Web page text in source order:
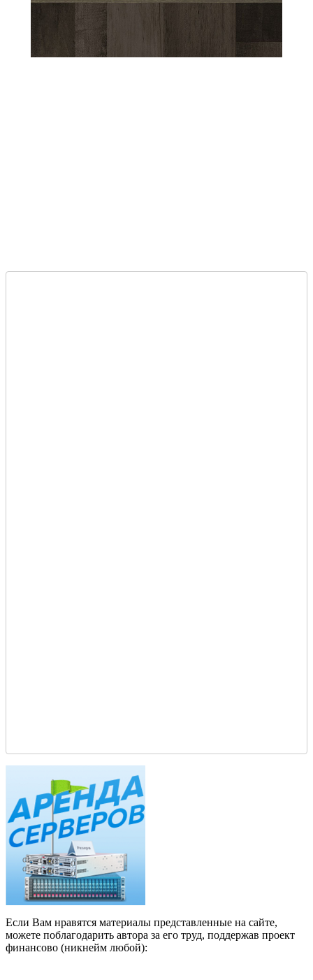
Если Вам нравятся материалы представленные на сайте,
можете поблагодарить автора за его труд, поддержав проект
финансово (никнейм любой):